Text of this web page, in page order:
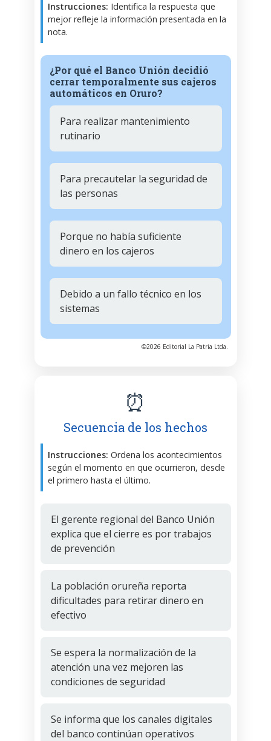
Instrucciones: Identifica la respuesta que
mejor refleje la información presentada en la
nota.
¿Por qué el Banco Unión decidió
cerrar temporalmente sus cajeros
automáticos en Oruro?
Para realizar mantenimiento
rutinario
Para precautelar la seguridad de
las personas
Porque no había suficiente
dinero en los cajeros
Debido a un fallo técnico en los
sistemas
©2026 Editorial La Patria Ltda.
⏰
Secuencia de los hechos
Instrucciones: Ordena los acontecimientos
según el momento en que ocurrieron, desde
el primero hasta el último.
El gerente regional del Banco Unión
explica que el cierre es por trabajos
de prevención
La población orureña reporta
dificultades para retirar dinero en
efectivo
Se espera la normalización de la
atención una vez mejoren las
condiciones de seguridad
Se informa que los canales digitales
del banco continúan operativos